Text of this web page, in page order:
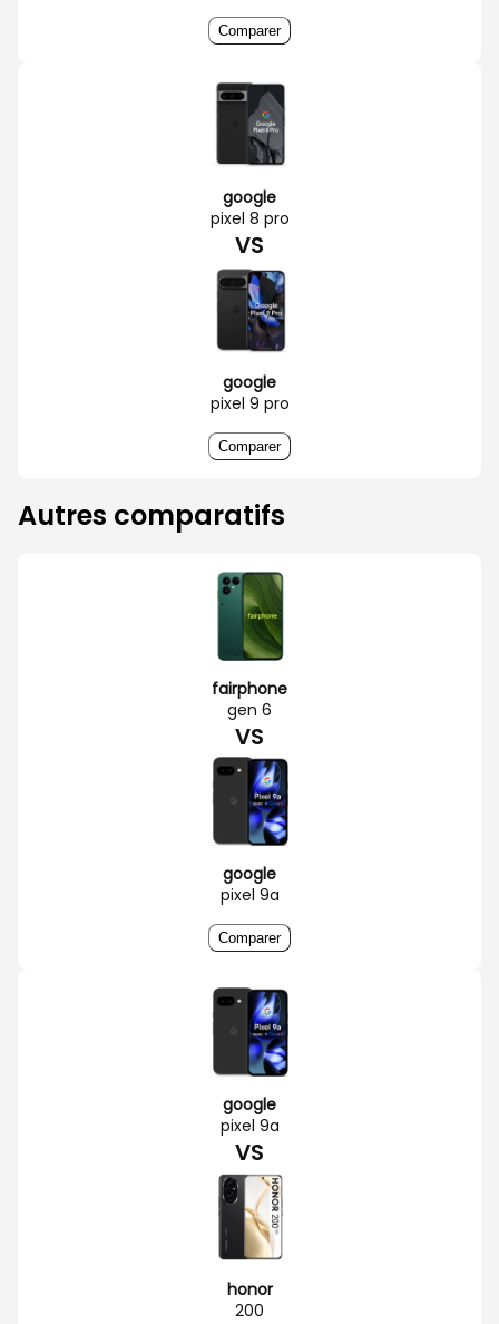
Comparer
google
pixel 8 pro
VS
google
pixel 9 pro
Comparer
Autres comparatifs
fairphone
gen 6
VS
google
pixel 9a
Comparer
google
pixel 9a
VS
honor
200